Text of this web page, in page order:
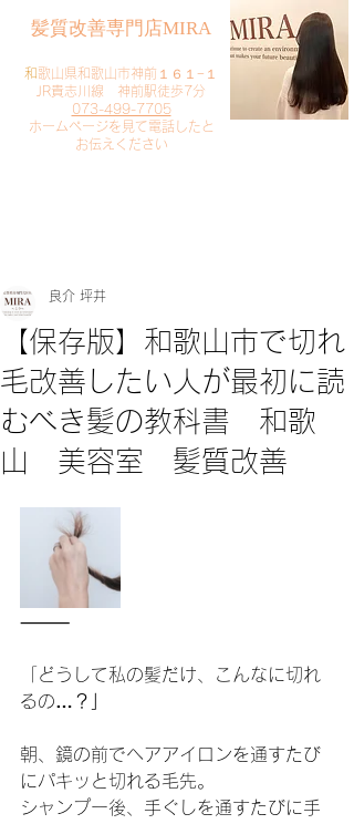
​髪質改善専門店MIRA
​和歌山県和歌山市神前１６１−１
JR貴志川線 神前駅徒歩7分
073-499-7705
​ホームページを見て電話したと
お伝えください
【保存版】和歌山市で切れ
毛改善したい人が最初に読
むべき髪の教科書 和歌
山 美容室 髪質改善
良介 坪井
⸻
「どうして私の髪だけ、こんなに切れ
るの …？」
朝、鏡の前でヘアアイロンを通すたび
にパキッと切れる毛先。
シャンプー後、手ぐしを通すたびに手